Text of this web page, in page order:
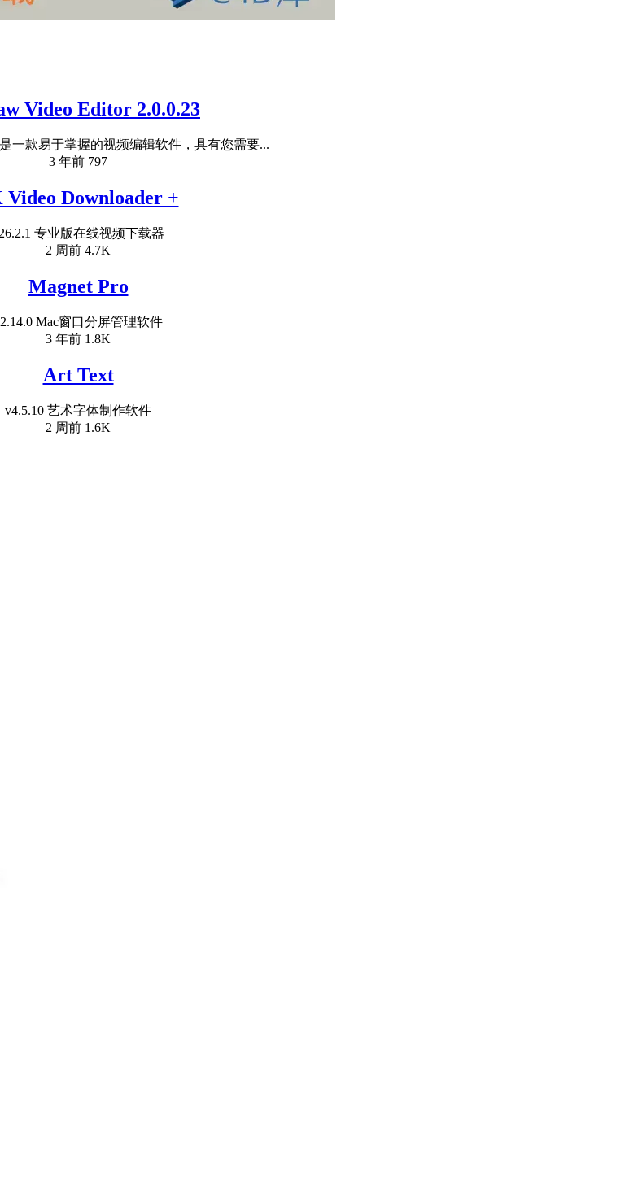
Video Editor 2.0.0.23
一款易于掌握的视频编辑软件，具有您需要...
3 年前 797
Video Downloader +
专业版在线视频下载器
2 周前 4.7K
Magnet Pro
Mac窗口分屏管理软件
3 年前 1.8K
Art Text
v4.5.10 艺术字体制作软件
2 周前 1.6K